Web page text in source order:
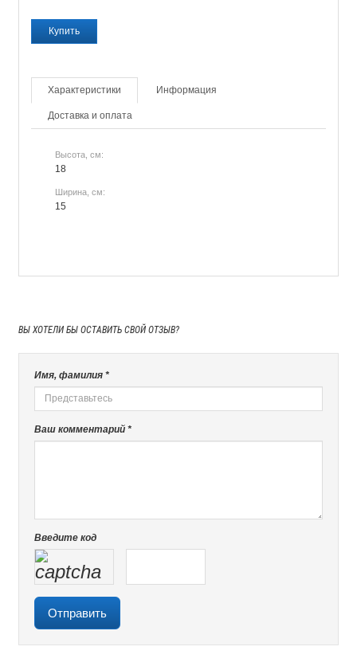
Характеристики Информация
Доставка и оплата
Высота, см:
18
Ширина, см:
15
ВЫ ХОТЕЛИ БЫ ОСТАВИТЬ СВОЙ ОТЗЫВ?
Имя, фамилия *
Ваш комментарий *
Введите код